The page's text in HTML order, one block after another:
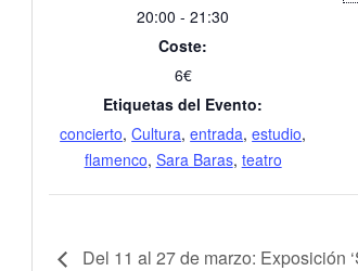
20:00 - 21:30
Coste:
6€
Etiquetas del Evento:
concierto,Cultura,entrada,estudio,
flamenco, Sara Baras, teatro
Del 11 al 27 de marzo: Exposición